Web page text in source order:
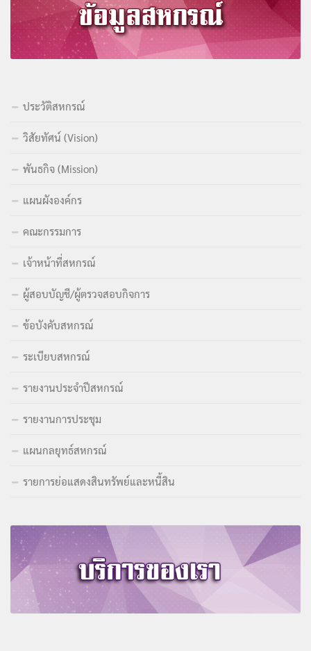
ประวัติสหกรณ์
วิสัยทัศน์ (Vision)
พันธกิจ (Mission)
แผนผังองค์กร
คณะกรรมการ
เจ้าหน้าที่สหกรณ์
ผู้สอบบัญชี/ผู้ตรวจสอบกิจการ
ข้อบังคับสหกรณ์
ระเบียบสหกรณ์
รายงานประจำปีสหกรณ์
รายงานการประชุม
แผนกลยุทธ์สหกรณ์
รายการย่อแสดงสินทรัพย์และหนี้สิน